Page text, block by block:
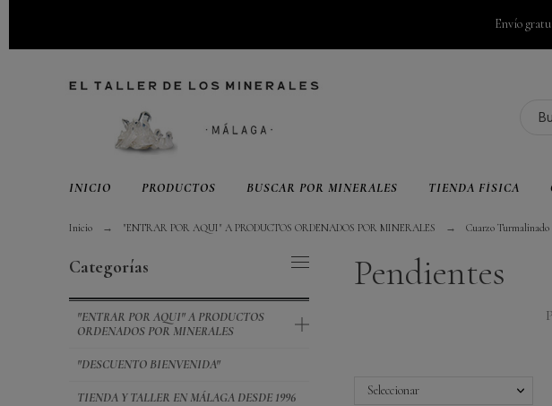
Envío
INICIO PRODUCTOS BUSCAR POR MINERALES TIENDA FÍSICA
Inicio "ENTRAR POR AQUI" A PRODUCTOS ORDENADOS POR MINERALES Cuarzo Turmalinado
Categorías
"ENTRAR POR AQUI" A PRODUCTOS
ORDENADOS POR MINERALES
"DESCUENTO BIENVENIDA"
TIENDA Y TALLER EN MÁLAGA DESDE 1996
Pendientes
Seleccionar